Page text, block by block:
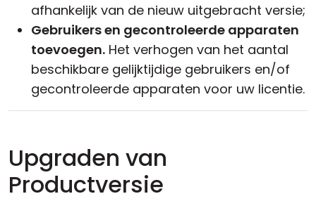
afhankelijk van de nieuw uitgebracht versie;
Gebruikers en gecontroleerde apparaten
toevoegen. Het verhogen van het aantal
beschikbare gelijktijdige gebruikers en/of
gecontroleerde apparaten voor uw licentie.
Upgraden van
Productversie